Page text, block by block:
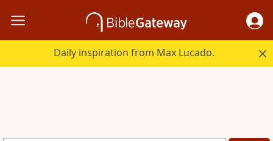
Daily inspiration from Max Lucado.